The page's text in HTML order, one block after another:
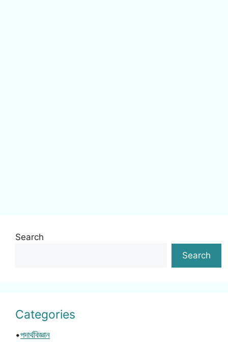
Search
Search
Categories
•পদার্থবিজ্ঞান